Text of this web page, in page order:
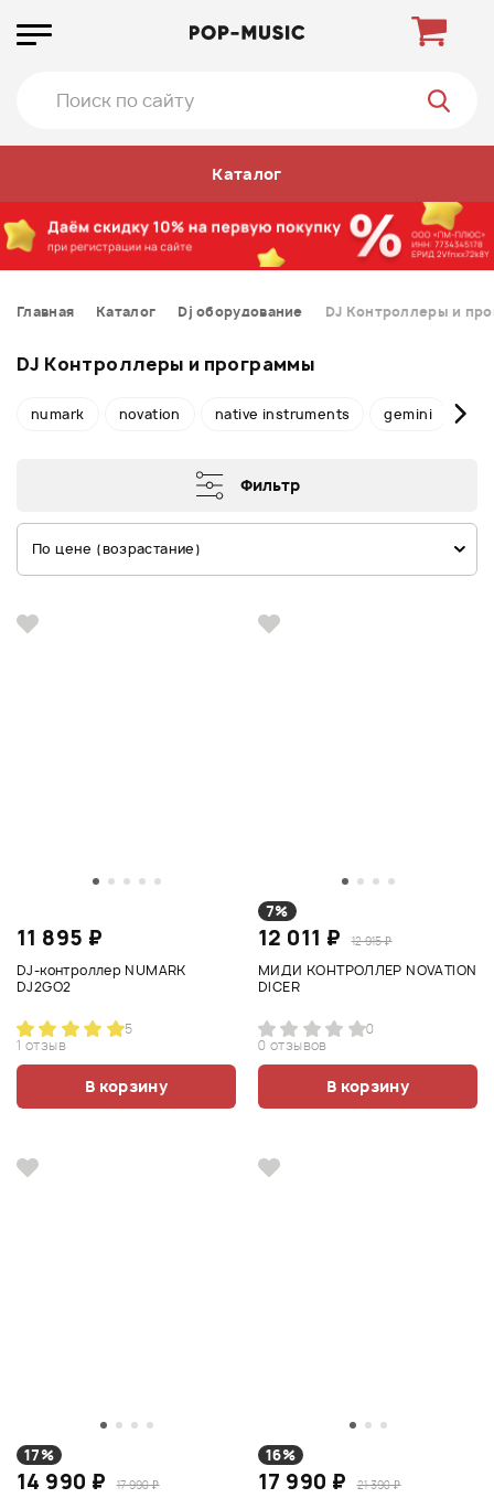
Каталог
Главная Каталог Dj оборудование DJ Контроллеры и
DJ Контроллеры и программы
numark novation native instruments gemini
Фильтр
По цене (возрастание)
11 895 ₽
DJ-контроллер NUMARK
DJ2GO2
5
1 отзыв
В корзину
7%
12 011 ₽ 12 915 ₽
МИДИ КОНТРОЛЛЕР NOVATION
DICER
0
0 отзывов
В корзину
17%
14 990 ₽ 17 990 ₽
16%
17 990 ₽ 21 390 ₽